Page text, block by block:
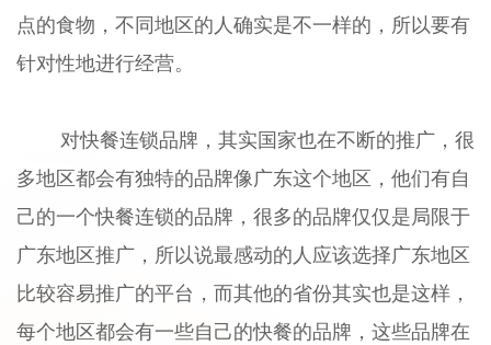
点的食物，不同地区的人确实是不一样的，所以要有
针对性地进行经营。
对快餐连锁品牌，其实国家也在不断的推广，很
多地区都会有独特的品牌像广东这个地区，他们有自
己的一个快餐连锁的品牌，很多的品牌仅仅是局限于
广东地区推广，所以说最感动的人应该选择广东地区
比较容易推广的平台，而其他的省份其实也是这样，
每个地区都会有一些自己的快餐的品牌，这些品牌在